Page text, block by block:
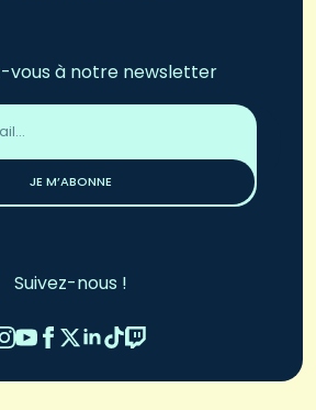
vous à notre newsletter
JE M’ABONNE
Suivez-nous !